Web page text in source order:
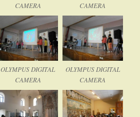
CAMERA
CAMERA
OLYMPUS DIGITAL
CAMERA
OLYMPUS DIGITAL
CAMERA